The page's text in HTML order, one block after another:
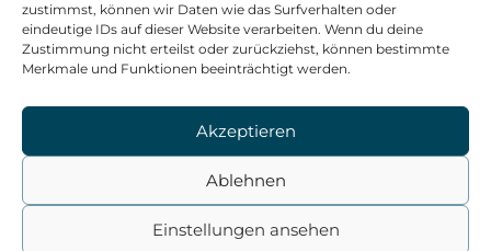
zustimmst, können wir Daten wie das Surfverhalten oder
eindeutige IDs auf dieser Website verarbeiten. Wenn du deine
Zustimmung nicht erteilst oder zurückziehst, können bestimmte
Merkmale und Funktionen beeinträchtigt werden.
Akzeptieren
Ablehnen
Einstellungen ansehen
© 2026 | 1. Darts Club Straubing e. V.

Facebook

Instagram

Kontakt